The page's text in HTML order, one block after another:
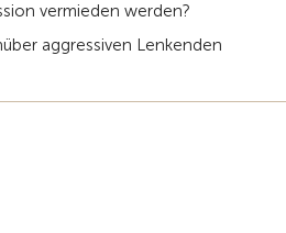
vermieden werden?
aggressiven Lenkenden